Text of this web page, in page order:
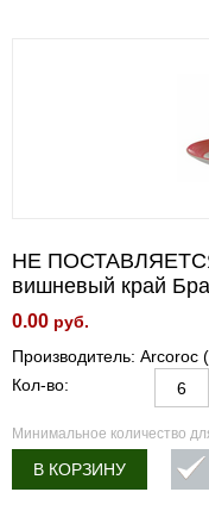
НЕ
вишневый край
0.00 руб.
Производитель: Arcoroc
Кол-во:
Минимальное количество
В КОРЗИНУ